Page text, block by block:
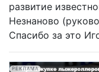
развитие
Незнаново
Спасибо за это
РЕКЛАМА